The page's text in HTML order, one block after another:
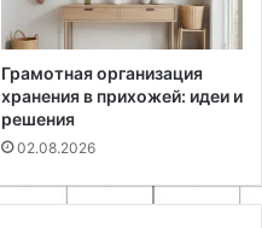
Грамотная организация
хранения в прихожей: идеи и
решения
02.08.2026